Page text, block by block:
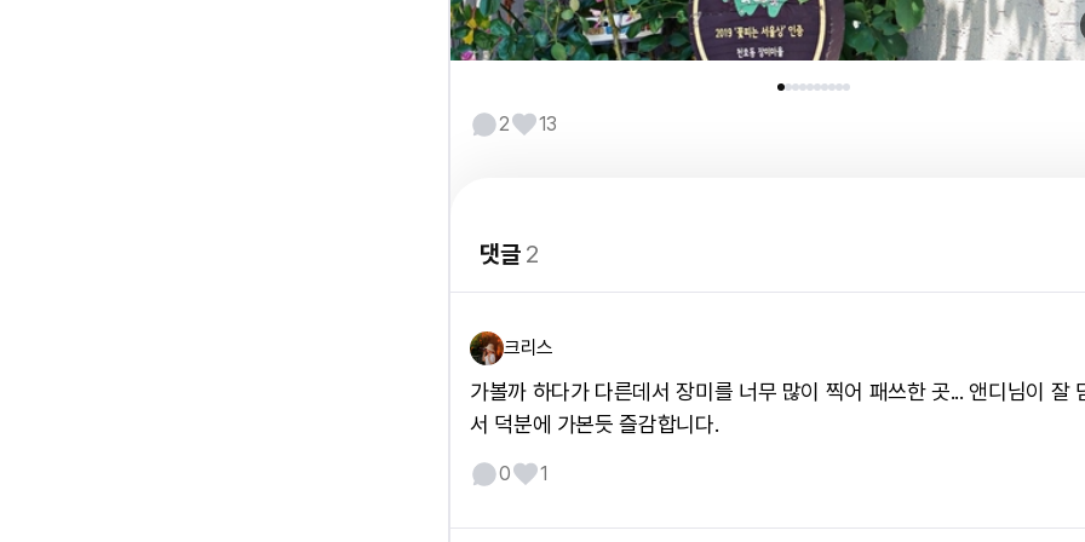
2 13
댓글2
크리스
가볼까 하다가 다른데서 장미를 너무 많이 찍어 패쓰한 곳... 앤디님이 잘
서 덕분에 가본듯 즐감합니다.
0 1